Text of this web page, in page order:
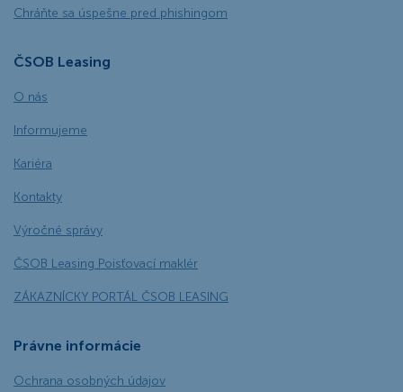
Chráňte sa úspešne pred phishingom
ČSOB Leasing
O nás
Informujeme
Kariéra
Kontakty
Výročné správy
ČSOB Leasing Poisťovací maklér
ZÁKAZNÍCKY PORTÁL ČSOB LEASING
Právne informácie
Ochrana osobných údajov